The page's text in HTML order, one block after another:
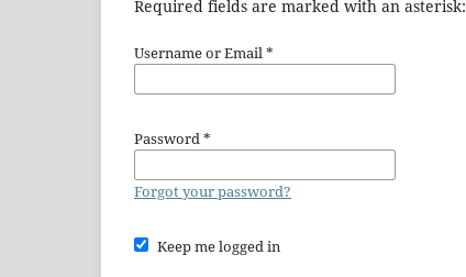
Required fields are marked with an asterisk:
Username or Email*
Password*
Forgot your password?
Keep me logged in